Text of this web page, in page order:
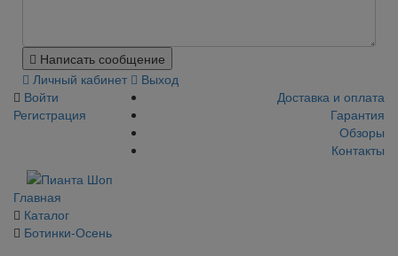
Написать сообщение
Личный кабинет
Выход
Войти
Регистрация
Доставка и оплата
Гарантия
Обзоры
Контакты
Главная
Каталог
Ботинки-Осень